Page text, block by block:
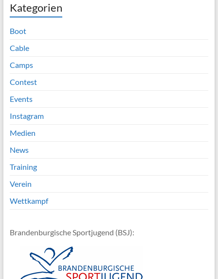
Kategorien
Boot
Cable
Camps
Contest
Events
Instagram
Medien
News
Training
Verein
Wettkampf
Brandenburgische Sportjugend (BSJ):